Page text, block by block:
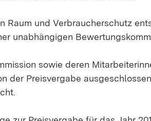
Raum und Verbraucherschutz
unabhängigen
sowie deren
der Preisvergabe